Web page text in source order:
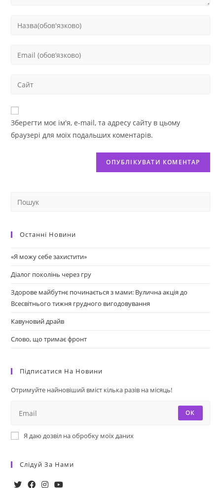
Зберегти моє ім'я, e-mail, та адресу сайту в цьому
браузері для моїх подальших коментарів.
Останні Новини
«Я можу себе захистити»
Діалог поколінь через гру
Здорове майбутнє починається з мами: Вулична акція до
Всесвітнього тижня грудного вигодовування
Кавуновий драйв
Слово, що тримає фронт
Підписатися На Новини
Отримуйте найновіший вміст кілька разів на місяць!
ОК
Я даю дозвіл на обробку моїх даних
Слідуй За Нами